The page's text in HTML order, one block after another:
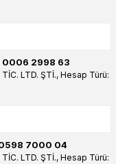
0006 2998 63
TİC. LTD. ŞTİ., Hesap Türü:
7000 04
TİC. LTD. ŞTİ., Hesap Türü: